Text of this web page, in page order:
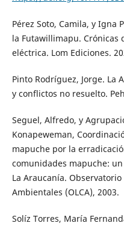
Pérez Soto, Camila, y Igna
la Futawillimapu. Crónicas
eléctrica. Lom Ediciones.
Pinto Rodríguez, Jorge. La
y conflictos no resuelto.
Seguel, Alfredo, y
Konapeweman,
mapuche por la
comunidades mapuche:
La Araucanía.
Ambientales (OLCA), 2003.
Solíz Torres, María